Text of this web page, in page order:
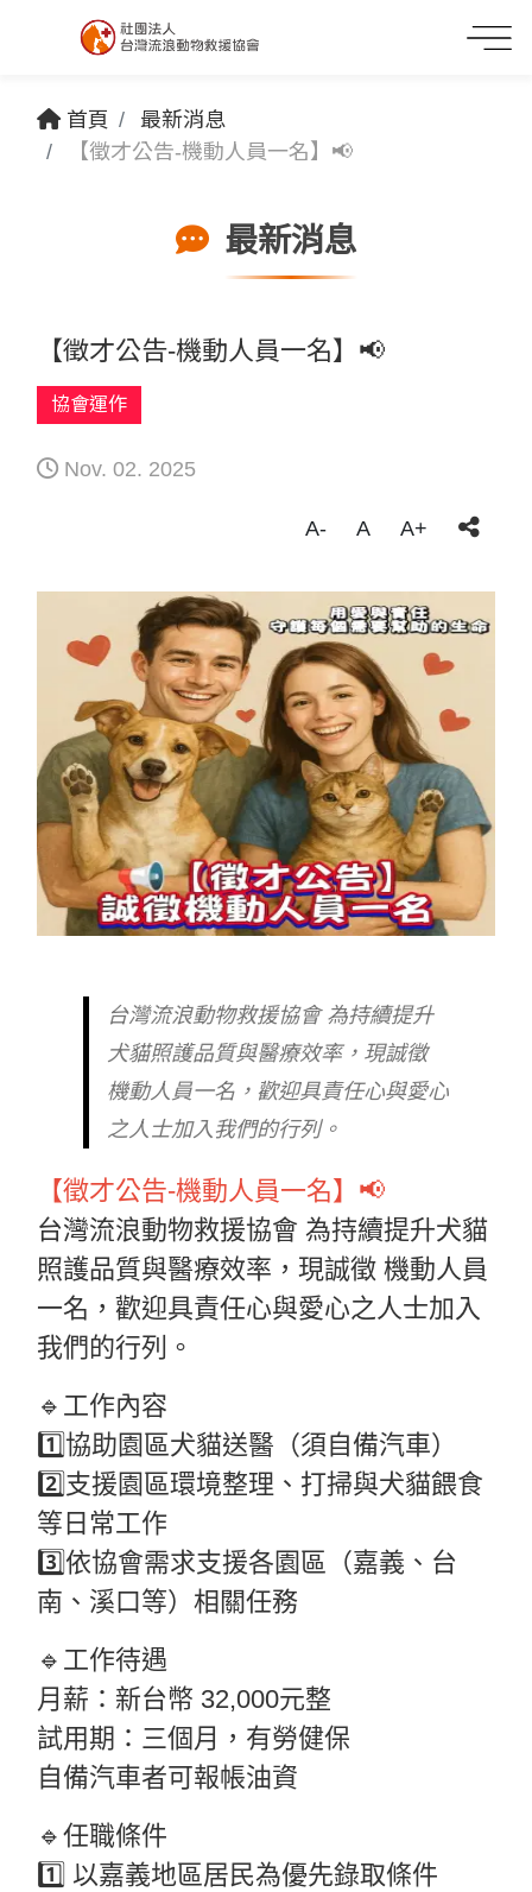
首頁
最新消息
【徵才公告-機動人員一名】📢
最新消息
【徵才公告-機動人員一名】📢
協會運作
Nov. 02. 2025
A- A A+
台灣流浪動物救援協會 為持續提升
犬貓照護品質與醫療效率，現誠徵
機動人員一名，歡迎具責任心與愛心
之人士加入我們的行列。
【徵才公告-機動人員一名】📢
台灣流浪動物救援協會 為持續提升犬貓
照護品質與醫療效率，現誠徵 機動人員
一名，歡迎具責任心與愛心之人士加入
我們的行列。
🔹工作內容
1️⃣協助園區犬貓送醫（須自備汽車）
2️⃣支援園區環境整理、打掃與犬貓餵食
等日常工作
3️⃣依協會需求支援各園區（嘉義、台
南、溪口等）相關任務
🔹工作待遇
月薪：新台幣 32,000元整
試用期：三個月，有勞健保
自備汽車者可報帳油資
🔹任職條件
1️⃣ 以嘉義地區居民為優先錄取條件